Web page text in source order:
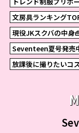
文房具ランキング
現役JKスクバの中身
Seventeen夏号発売
放課後に撮りたいコ